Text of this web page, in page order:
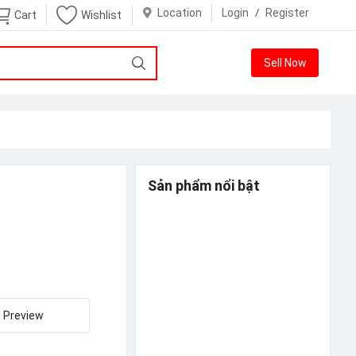
Cart Wishlist Location Login / Register
Sell Now
Preview
Sản phẩm nổi bật